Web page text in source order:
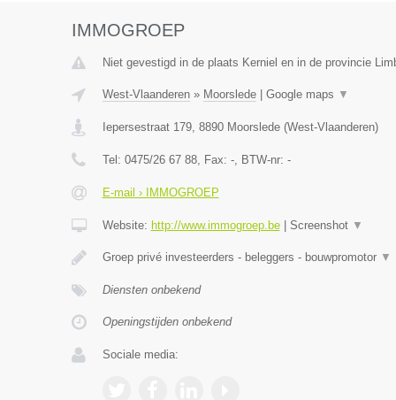
IMMOGROEP
Niet gevestigd in de plaats Kerniel en in de provincie
West-Vlaanderen» Moorslede| Google maps ▼
Iepersestraat 179, 8890 Moorslede(West-Vlaanderen)
Tel: 0475/26 67 88, Fax: -, BTW-nr: -
E-mail › IMMOGROEP
Website: http://www.immogroep.be| Screenshot ▼
Groep privé investeerders - beleggers - bouwpromotor ▼
Diensten onbekend
Openingstijden onbekend
Sociale media: